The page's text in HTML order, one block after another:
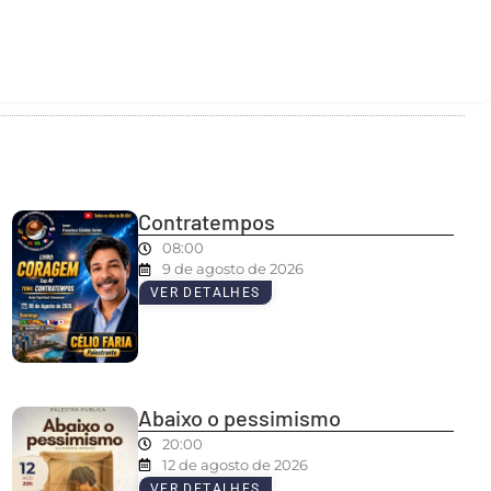
Contratempos
08:00
9 de agosto de 2026
VER DETALHES
Abaixo o pessimismo
20:00
12 de agosto de 2026